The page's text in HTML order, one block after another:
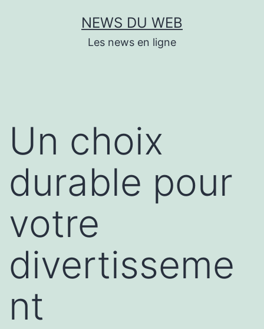
NEWS DU WEB
Les news en ligne
Un choix
durable pour
votre
divertisseme
nt